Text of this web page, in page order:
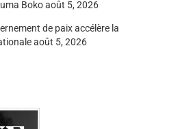
Bokoaoût 5, 2026
de paix accélère la
août 5, 2026